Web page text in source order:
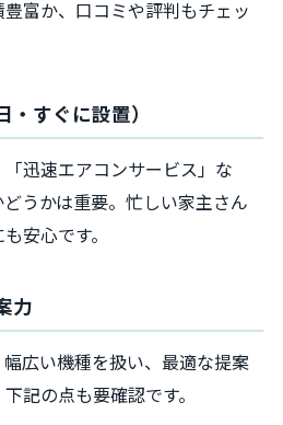
富か、口コミや評判もチェッ
すぐに設置）
「迅速エアコンサービス」な
うかは重要。忙しい家主さん
安心です。
力
広い機種を扱い、最適な提案
記の点も要確認です。